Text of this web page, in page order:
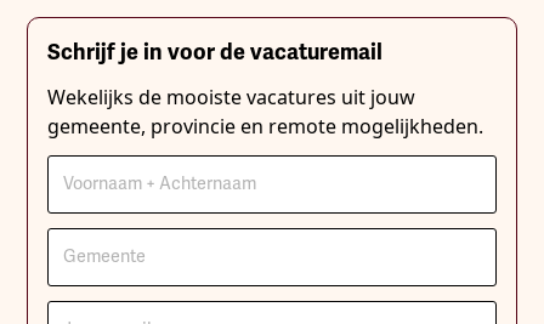
Schrijf je in voor de vacaturemail
Wekelijks de mooiste vacatures uit jouw
gemeente, provincie en remote mogelijkheden.